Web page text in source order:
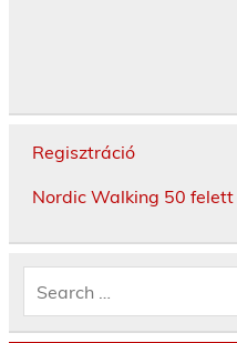
Regisztráció
Nordic Walking 50